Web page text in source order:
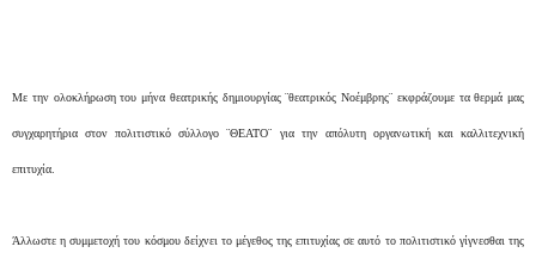
Με την ολοκλήρωση του μήνα θεατρικής δημιουργίας ¨θεατρικός Νοέμβρης¨ εκφράζουμε τα θερμά μας
συγχαρητήρια στον πολιτιστικό σύλλογο ¨ΘΕΑΤΟ¨ για την απόλυτη οργανωτική και καλλιτεχνική
επιτυχία.
Άλλωστε η συμμετοχή του κόσμου δείχνει το μέγεθος της επιτυχίας σε αυτό το πολιτιστικό γίγνεσθαι της